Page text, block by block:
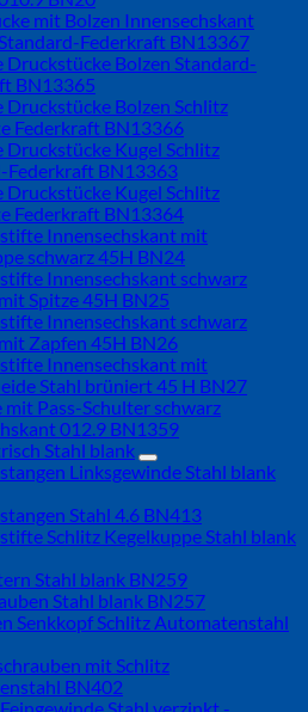
mit Bolzen Innensechskant
Federkraft BN13367
Druckstücke Bolzen Standard-
BN13365
Druckstücke Bolzen Schlitz
Federkraft BN13366
Druckstücke Kugel Schlitz
Federkraft BN13363
Druckstücke Kugel Schlitz
Federkraft BN13364
Innensechskant mit
schwarz 45H BN24
Innensechskant schwarz
Spitze 45H BN25
Innensechskant schwarz
Zapfen 45H BN26
Innensechskant mit
Stahl brüniert 45 H BN27
mit Pass-Schulter schwarz
012.9 BN1359
Stahl blank
Linksgewinde Stahl blank
Stahl 4.6 BN413
Schlitz Kegelkuppe Stahl blank
Stahl blank BN259
Stahl blank BN257
Senkkopf Schlitz Automatenstahl
mit Schlitz
BN402